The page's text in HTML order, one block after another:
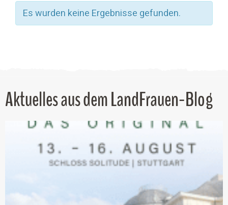
Es wurden keine Ergebnisse gefunden.
Aktuelles aus dem LandFrauen-Blog